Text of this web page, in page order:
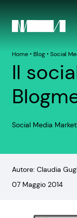
Home‣ Blog‣Social
Il
Social Media
Autore: Claudia
07 Maggio 2014